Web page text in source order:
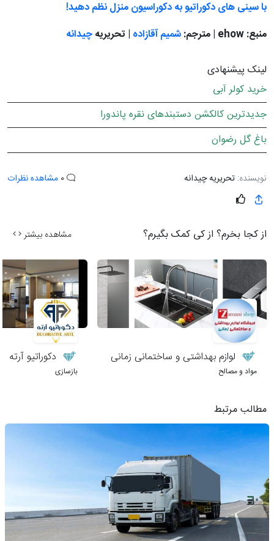
با سینی های دکوراتیو به دکوراسیون منزل نظم دهید!
منبع: ehow | مترجم:
شمیم آقازاده | تحریریهچیدانه
لینک پیشنهادی
خرید کولر آبی
جدیدترین کالکشن دستبندهای نقره پاندورا
باغ گل رضوان
نویسنده: تحریریه چیدانه مشاهده نظرات
از کجا بخرم؟ از کی کمک بگیرم؟ مشاهده بیشتر
لوازم بهداشتی و ساختمانی زمانی
مواد و مصالح
دکوراتیو آرته
بازسازی
مطالب مرتبط